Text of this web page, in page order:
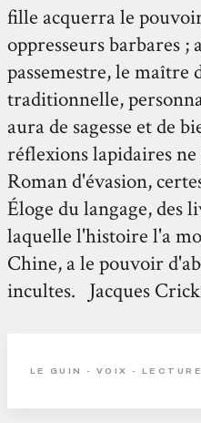
fille acquerra le
oppresseurs barbares ;
passemestre, le maître
traditionnelle,
aura de sagesse et de
réflexions lapidaires
Roman d'évasion,
Éloge du langage, des
laquelle l'histoire l'a
Chine, a le pouvoir
incultes. Jacques
LE GUIN - VOIX -